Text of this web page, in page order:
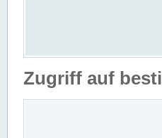
Zugriff auf